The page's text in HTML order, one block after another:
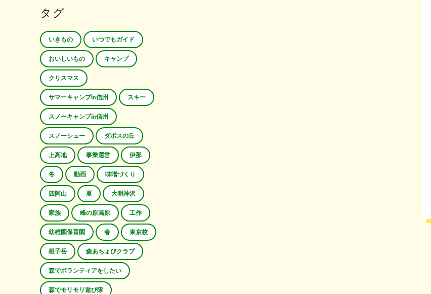
タグ
いきもの いつでもガイド
おいしいもの キャンプ
クリスマス
サマーキャンプin信州 スキー
スノーキャンプin信州
スノーシュー ダボスの丘
上高地 事業運営 伊那
冬 動画 味噌づくり
四阿山 夏 大明神沢
家族 峰の原高原 工作
幼稚園保育園 春 東京校
根子岳 森あちょびクラブ
森でボランティアをしたい
森でモリモリ遊び隊